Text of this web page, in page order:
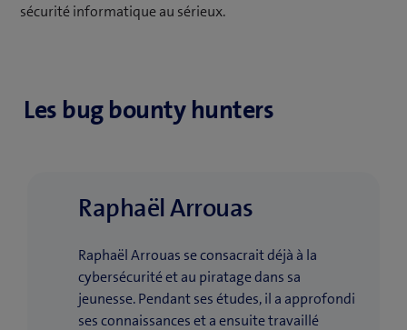
sécurité informatique au sérieux.
Les bug bounty hunters
Raphaël Arrouas
Raphaël Arrouas se consacrait déjà à la
cybersécurité et au piratage dans sa
jeunesse. Pendant ses études, il a approfondi
ses connaissances et a ensuite travaillé